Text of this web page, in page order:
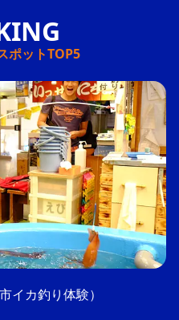
ポットTOP5
イカ釣り体験）